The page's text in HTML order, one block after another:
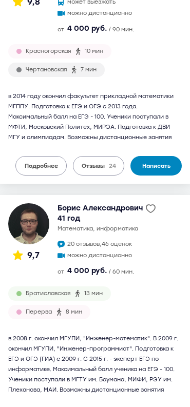
может выезжать
можно дистанционно
от 4 000 руб. / 90 мин.
Красногорская 10 мин
Чертановская 7 мин
в 2014 году окончил факультет прикладной математики
МГППУ. Подготовка к ЕГЭ и ОГЭ с 2013 года.
Максимальный балл на ЕГЭ - 100. Ученики поступали в
МФТИ, Московский Политех, МИРЭА. Подготовка к ДВИ
МГУ и олимпиадам. Возможны дистанционные занятия
Подробнее Отзывы 24 Написать
9,7
Борис Александрович
41 год
математика, информатика
20 отзывов,46 оценок
можно дистанционно
от 4 000 руб. / 60 мин.
Братиславская 13 мин
Перерва 8 мин
в 2008 г. окончил МГУПИ, "Инженер-математик". В 2009 г.
окончил МГУПИ, "Инженер-программист". Подготовка к
ЕГЭ и ОГЭ (ГИА) с 2009 г. С 2015 г. - эксперт ЕГЭ по
информатике. Максимальный балл ученика на ЕГЭ - 100.
Ученики поступали в МГТУ им. Баумана, МИФИ, РЭУ им.
Плеханова, МАИ. Возможны дистанционные занятия